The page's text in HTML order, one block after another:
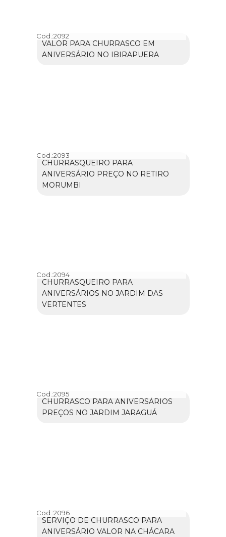
Cod.:2092
VALOR PARA CHURRASCO EM
ANIVERSÁRIO NO IBIRAPUERA
Cod.:2093
CHURRASQUEIRO PARA
ANIVERSÁRIO PREÇO NO RETIRO
MORUMBI
Cod.:2094
CHURRASQUEIRO PARA
ANIVERSÁRIOS NO JARDIM DAS
VERTENTES
Cod.:2095
CHURRASCO PARA ANIVERSÁRIOS
PREÇOS NO JARDIM JARAGUÁ
Cod.:2096
SERVIÇO DE CHURRASCO PARA
ANIVERSÁRIO VALOR NA CHÁCARA